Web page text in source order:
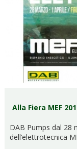
Alla Fiera MEF
DAB Pumps dal 28
dell’elettrotecnica